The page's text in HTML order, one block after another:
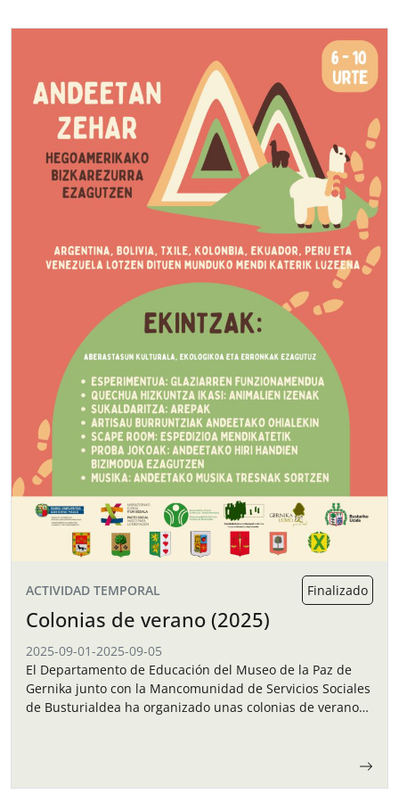
ACTIVIDAD TEMPORAL Finalizado
Colonias de verano (2025)
2025-09-01-2025-09-05
El Departamento de Educación del Museo de la Paz de
Gernika junto con la Mancomunidad de Servicios Sociales
de Busturialdea ha organizado unas colonias de verano